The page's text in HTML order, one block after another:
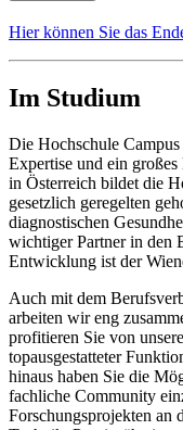
Hier können Sie das
Im Studium
Die Hochschule
Expertise und ein
in Österreich bildet die
gesetzlich geregelten
diagnostischen
wichtiger Partner in den
Entwicklung ist der
Auch mit dem
arbeiten wir eng
profitieren Sie von
topausgestatteter
hinaus haben Sie die
fachliche Community
Forschungsprojekten an